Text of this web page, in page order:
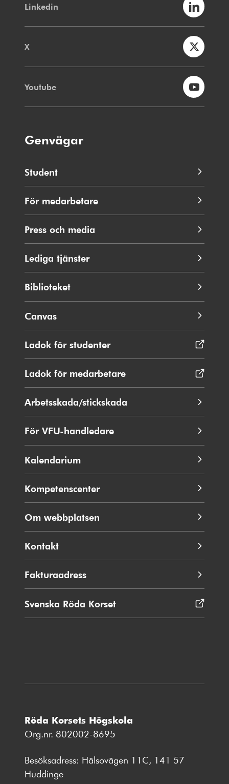
Linkedin
X
Youtube
Genvägar
Student
För medarbetare
Press och media
Lediga tjänster
Biblioteket
Canvas
Ladok för studenterÖppnas
i
fönster
Ladok för medarbetare
i
fönster
Arbetsskada/stickskada
För VFU-handledare
Kalendarium
Kompetenscenter
Om webbplatsen
Kontakt
Fakturaadress
Svenska Röda Korset
i
Röda Korsets Högskola
Org.nr. 802002-8695
Besöksadress: Hälsovägen 11C, 141 57
Huddinge